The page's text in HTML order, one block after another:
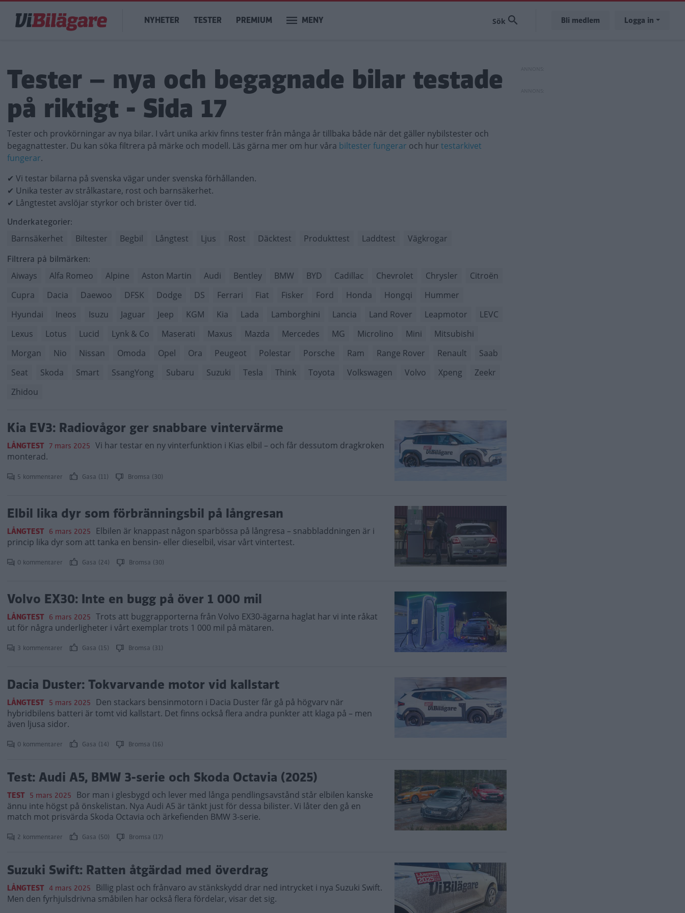
huvudinnehåll
Main
navigation
NYHETER TESTER PREMIUM MENY Bli medlem Logga in
Tester – nya och begagnade bilar testade
på riktigt - Sida 17
Tester och provkörningar av nya bilar. I vårt unika arkiv finns tester från många år tillbaka både när det gäller nybilstester och
begagnattester. Du kan söka filtrera på märke och modell. Läs gärna mer om hur våra biltester fungerar och hur testarkivet
fungerar.
✔ Vi testar bilarna på svenska vägar under svenska förhållanden.
✔ Unika tester av strålkastare, rost och barnsäkerhet.
✔ Långtestet avslöjar styrkor och brister över tid.
Underkategorier:
Barnsäkerhet Biltester Begbil Långtest Ljus Rost Däcktest Produkttest Laddtest Vägkrogar
Filtrera på bilmärken:
Aiways Alfa Romeo Alpine Aston Martin Audi Bentley BMW BYD Cadillac Chevrolet Chrysler
Citroën
Cupra
Dacia Daewoo DFSK Dodge DS Ferrari Fiat Fisker Ford Honda Hongqi
Hummer
Hyundai
Ineos Isuzu Jaguar Jeep KGM Kia Lada Lamborghini Lancia Land Rover Leapmotor
LEVC
Lexus
Lotus Lucid Lynk & Co Maserati Maxus Mazda Mercedes MG Microlino Mini
Mitsubishi
Morgan
Nio Nissan Omoda Opel Ora Peugeot Polestar Porsche Ram Range Rover Renault
Saab
Seat
Skoda Smart SsangYong Subaru Suzuki Tesla Think Toyota Volkswagen Volvo Xpeng
Zeekr
Zhidou
Kia EV3: Radiovågor ger snabbare vintervärme
LÅNGTEST 7 mars 2025 Vi har testar en ny vinterfunktion i Kias elbil – och får dessutom dragkroken
monterad.
5 kommentarer Gasa (11) Bromsa (30)
Elbil lika dyr som förbränningsbil på långresan
LÅNGTEST 6 mars 2025 Elbilen är knappast någon sparbössa på långresa – snabbladdningen är i
princip lika dyr som att tanka en bensin- eller dieselbil, visar vårt vintertest.
0 kommentarer Gasa (24) Bromsa (30)
Volvo EX30: Inte en bugg på över 1 000 mil
LÅNGTEST 6 mars 2025 Trots att buggrapporterna från Volvo EX30-ägarna haglat har vi inte råkat
ut för några underligheter i vårt exemplar trots 1 000 mil på mätaren.
3 kommentarer Gasa (15) Bromsa (31)
Dacia Duster: Tokvarvande motor vid kallstart
LÅNGTEST 5 mars 2025 Den stackars bensinmotorn i Dacia Duster får gå på högvarv när
hybridbilens batteri är tomt vid kallstart. Det finns också flera andra punkter att klaga på – men
även ljusa sidor.
0 kommentarer Gasa (14) Bromsa (16)
Test: Audi A5, BMW 3-serie och Skoda Octavia (2025)
TEST 5 mars 2025 Bor man i glesbygd och lever med långa pendlingsavstånd står elbilen kanske
ännu inte högst på önskelistan. Nya Audi A5 är tänkt just för dessa bilister. Vi låter den gå en
match mot prisvärda Skoda Octavia och ärkefienden BMW 3-serie.
2 kommentarer Gasa (50) Bromsa (17)
Suzuki Swift: Ratten åtgärdad med överdrag
LÅNGTEST 4 mars 2025 Billig plast och frånvaro av stänkskydd drar ned intrycket i nya Suzuki Swift.
Men den fyrhjulsdrivna småbilen har också flera fördelar, visar det sig.